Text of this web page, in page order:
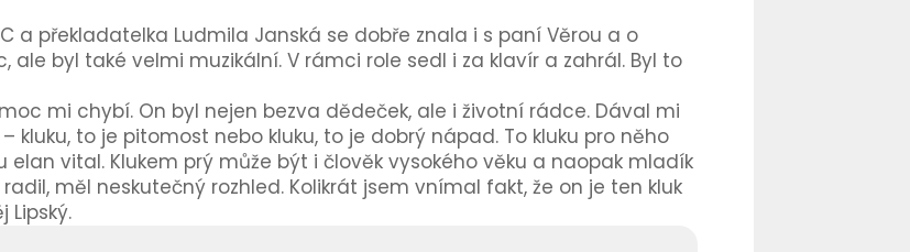
a překladatelka Ludmila Janská se dobře znala i s paní Věrou a o
ale byl také velmi muzikální. V rámci role sedl i za klavír a zahrál. Byl to
mi chybí. On byl nejen bezva dědeček, ale i životní rádce. Dával mi
kluku, to je pitomost nebo kluku, to je dobrý nápad. To kluku pro něho
vital. Klukem prý může být i člověk vysokého věku a naopak mladík
měl neskutečný rozhled. Kolikrát jsem vnímal fakt, že on je ten kluk
Lipský.